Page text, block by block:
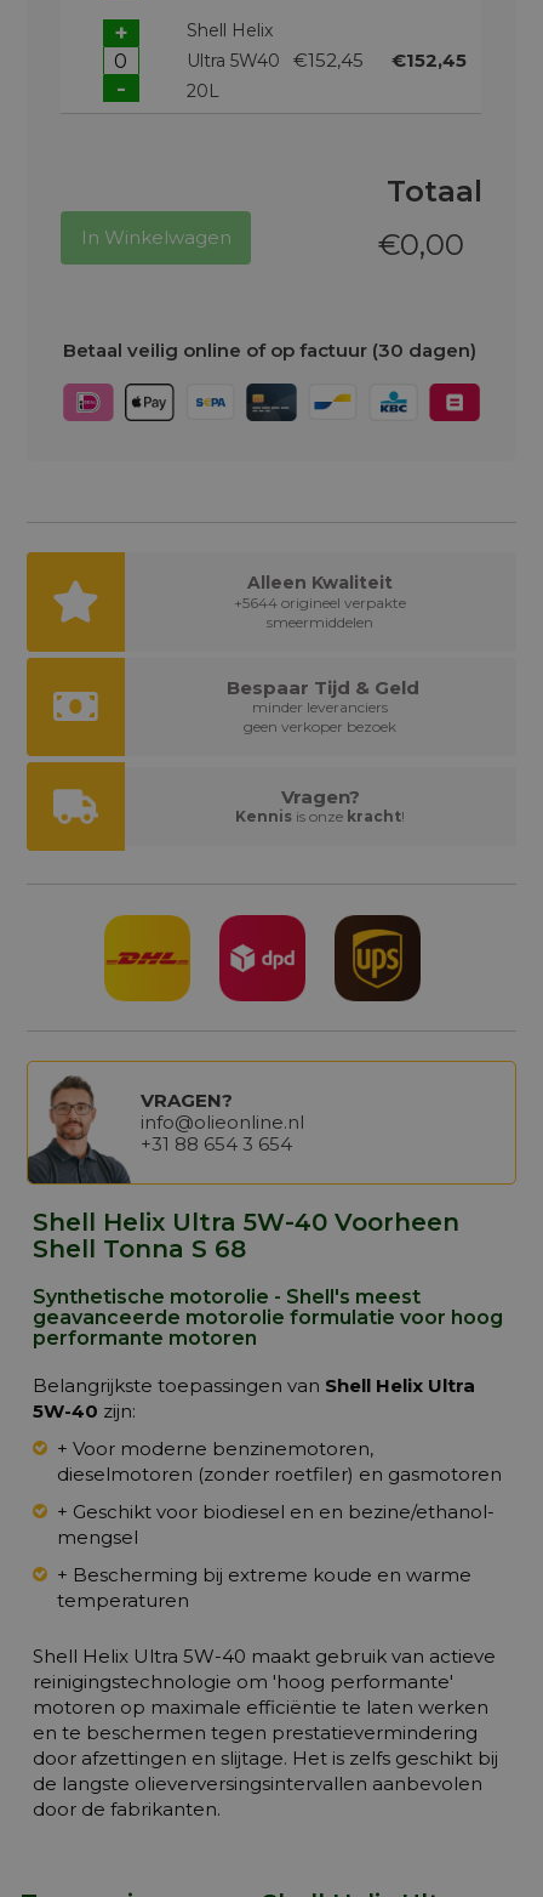
-
+
Shell Helix
Ultra 5W40
20L
€152,45 €152,45
Totaal
€0,00
In Winkelwagen
Betaal veilig online of op factuur (30 dagen)
Alleen Kwaliteit
+5644 origineel verpakte
smeermiddelen
Bespaar Tijd & Geld
minder leveranciers
geen verkoper bezoek
Vragen?
Kennis is onze kracht!
VRAGEN?
info@olieonline.nl
+31 88 654 3 654
Shell Helix Ultra 5W-40 Voorheen
Shell Tonna S 68
Synthetische motorolie - Shell's meest
geavanceerde motorolie formulatie voor hoog
performante motoren
Belangrijkste toepassingen van Shell Helix Ultra
5W-40 zijn:
+ Voor moderne benzinemotoren,
dieselmotoren (zonder roetfiler) en gasmotoren
+ Geschikt voor biodiesel en en bezine/ethanol-
mengsel
+ Bescherming bij extreme koude en warme
temperaturen
Shell Helix Ultra 5W-40 maakt gebruik van actieve
reinigingstechnologie om 'hoog performante'
motoren op maximale efficiëntie te laten werken
en te beschermen tegen prestatievermindering
door afzettingen en slijtage. Het is zelfs geschikt bij
de langste olieverversingsintervallen aanbevolen
door de fabrikanten.